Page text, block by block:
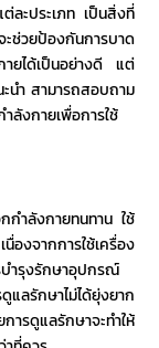
ละประเภท เป็นสิ่งที่
ช่วยป้องกันการบาด
ยได้เป็นอย่างดี แต่
นำ สามารถสอบถาม
ลังกายเพื่อการใช้
กำลังกายทนทานใช้
องจากการใช้เครื่อง
ำรุงรักษาอุปกรณ์
ลรักษาไม่ได้ยุ่งยาก
ารดูแลรักษาจะทำให้